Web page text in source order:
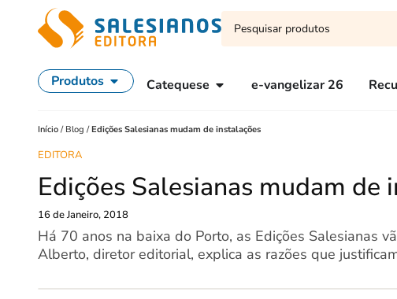
Produtos Catequese e-vangelizar 26
Início / Blog /Edições Salesianas mudam de instalações
EDITORA
Edições Salesianas mudam de
16 de Janeiro, 2018
Há 70 anos na baixa do Porto, as Edições Salesianas
Alberto, diretor editorial, explica as razões que